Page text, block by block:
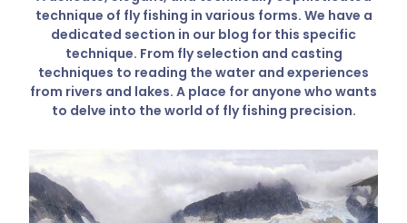
Español
Français
Italiano
Magyar
Nederlands
Slovenčina
Suomalainen
Svenska
Türk
Українська
Blog
About the app
technique of fly fishing in various forms. We have a
dedicated section in our blog for this specific
technique. From fly selection and casting
techniques to reading the water and experiences
from rivers and lakes. A place for anyone who wants
to delve into the world of fly fishing precision.